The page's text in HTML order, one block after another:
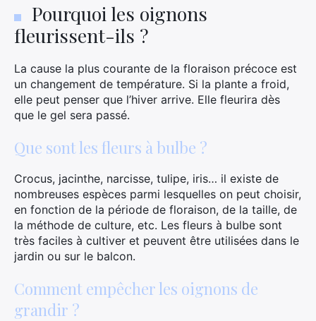
Pourquoi les oignons
fleurissent-ils ?
La cause la plus courante de la floraison précoce est
un changement de température. Si la plante a froid,
elle peut penser que l’hiver arrive. Elle fleurira dès
que le gel sera passé.
Que sont les fleurs à bulbe ?
Crocus, jacinthe, narcisse, tulipe, iris… il existe de
nombreuses espèces parmi lesquelles on peut choisir,
en fonction de la période de floraison, de la taille, de
la méthode de culture, etc. Les fleurs à bulbe sont
très faciles à cultiver et peuvent être utilisées dans le
jardin ou sur le balcon.
Comment empêcher les oignons de
grandir ?